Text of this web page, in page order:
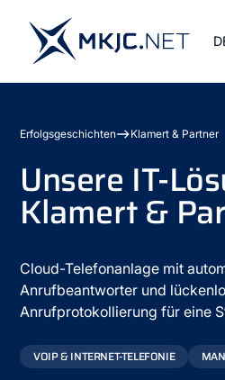
Erfolgsgeschichten Klamert & Partner
Unsere IT-
Klamert &
Cloud-Telefonanlage mit
Anrufbeantworter und
Anrufprotokollierung für eine
VOIP & INTERNET-TELEFONIE